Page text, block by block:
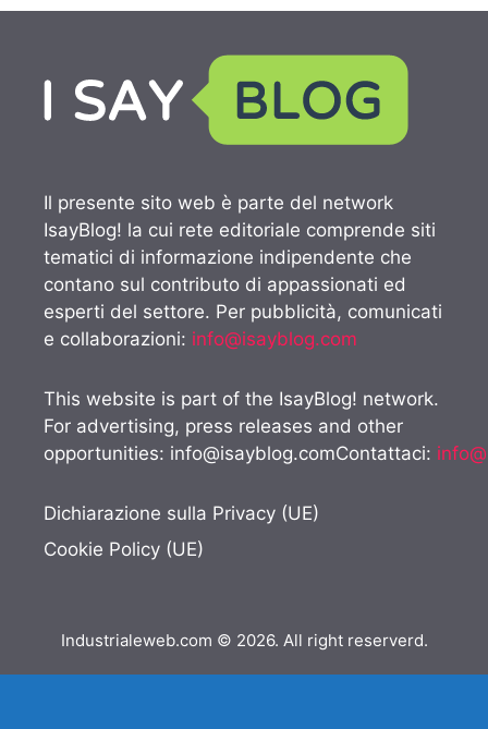
Il presente sito web è parte del network
IsayBlog! la cui rete editoriale comprende siti
tematici di informazione indipendente che
contano sul contributo di appassionati ed
esperti del settore. Per pubblicità, comunicati
e collaborazioni: info@isayblog.com
This website is part of the IsayBlog! network.
For advertising, press releases and other
opportunities: info@isayblog.comContattaci:
Dichiarazione sulla Privacy (UE)
Cookie Policy (UE)
Industrialeweb.com © 2026. All right reserverd.